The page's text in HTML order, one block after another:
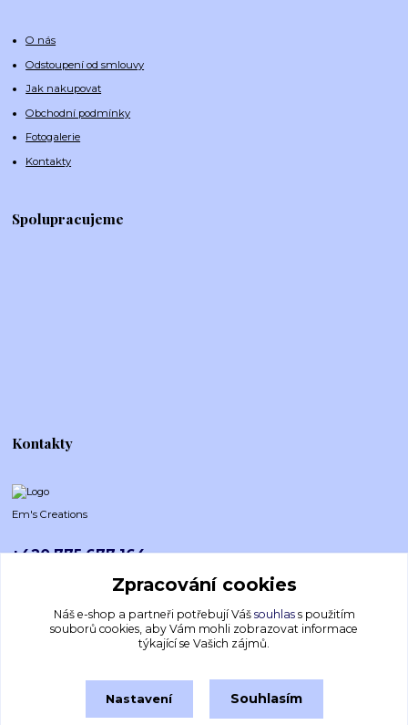
O nás
Odstoupení od smlouvy
Jak nakupovat
Obchodní podmínky
Fotogalerie
Kontakty
Spolupracujeme
Kontakty
Em's Creations
+420 775 677 164
emscreations.cz@gmail.com
Zpracování cookies
Náš e-shop a partneři potřebují Váš souhlass použitím
souborů cookies, aby Vám mohli zobrazovat informace
týkající se Vašich zájmů.
Nastavení Souhlasím